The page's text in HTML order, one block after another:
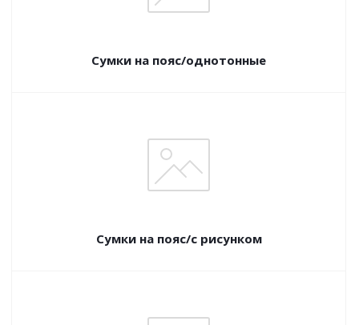
Сумки на пояс/однотонные
Сумки на пояс/с рисунком